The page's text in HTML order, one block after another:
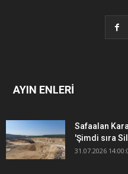
AYIN ENLERİ
Safaalan
'Şimdi sıra
31.07.2026